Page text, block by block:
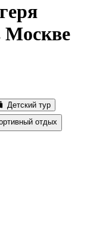
Москве
Детский тур
отдых